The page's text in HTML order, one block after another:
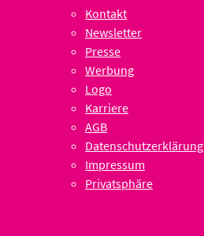
Kontakt
Newsletter
Presse
Werbung
Logo
Karriere
AGB
Datenschutzerklärung
Impressum
Privatsphäre